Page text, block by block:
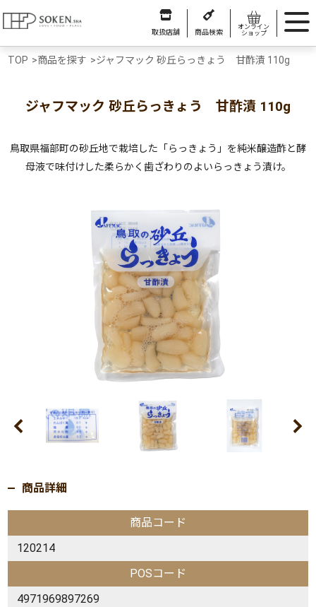
取扱店舗 商品検索
オンライン
ショップ
TOP >商品を探す >ジャフマック 砂丘らっきょう 甘酢漬 110g
ジャフマック 砂丘らっきょう 甘酢漬 110g
鳥取県福部町の砂丘地で栽培した「らっきょう」を純米醸造酢と酵
母液で味付けした柔らかく歯ざわりのよいらっきょう漬け。
商品詳細
商品コード
120214
POSコード
4971969897269